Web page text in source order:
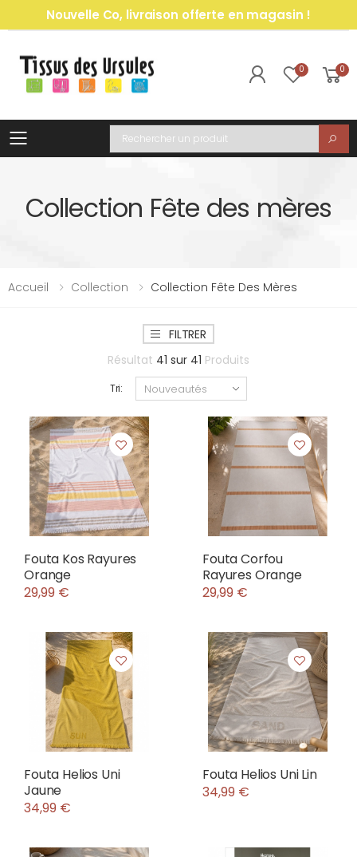
Nouvelle Co, livraison offerte en magasin !
0 0
Toggle mobile menu
Recherche
Collection Fête des mères
Accueil Collection Collection Fête Des Mères
FILTRER
Résultat 41 sur 41 Produits
Tri:
Fouta Kos Rayures
Orange
29,99 €
Fouta Corfou
Rayures Orange
29,99 €
Fouta Helios Uni
Jaune
34,99 €
Fouta Helios Uni Lin
34,99 €